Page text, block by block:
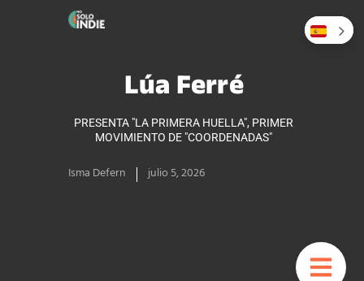
Lúa Ferré
PRESENTA "LA PRIMERA HUELLA", PRIMER
MOVIMIENTO DE "COORDENADAS"
Isma Defern julio 5, 2026